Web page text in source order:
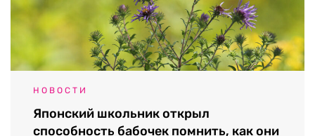
НОВОСТИ
Японский школьник открыл
способность бабочек помнить, как они